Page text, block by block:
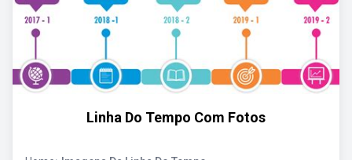
Linha Do Tempo Com Fotos